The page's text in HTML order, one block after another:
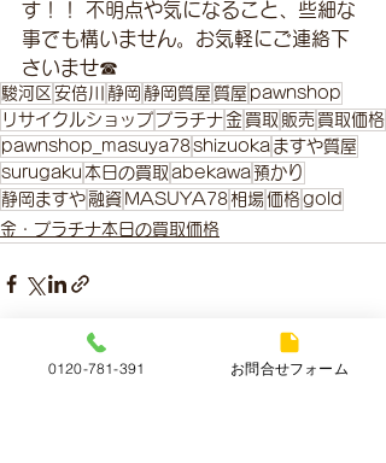
す！！ 不明点や気になること、些細な
事でも構いません。お気軽にご連絡下
さいませ☎
駿河区 安倍川 静岡 静岡質屋 質屋 pawnshop
リサイクルショップ プラチナ 金 買取 販売 買取価格
pawnshop_masuya78shizuoka ますや質屋
surugaku 本日の買取 abekawa 預かり
静岡ますや 融資 MASUYA78相場 価格gold
金・プラチナ本日の買取価格
最新記事 すべて表示
0120-781-391 お問合せフォーム